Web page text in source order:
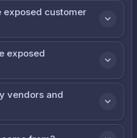
exposed customer
exposed
vendors and